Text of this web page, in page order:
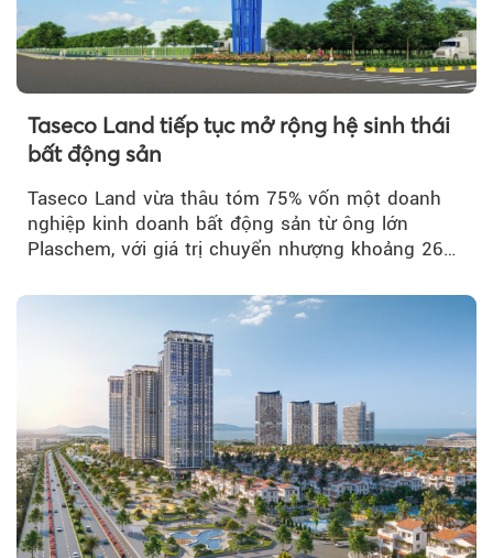
Taseco Land tiếp tục mở rộng hệ sinh thái
bất động sản
Taseco Land vừa thâu tóm 75% vốn một doanh
nghiệp kinh doanh bất động sản từ ông lớn
Plaschem, với giá trị chuyển nhượng khoảng 262